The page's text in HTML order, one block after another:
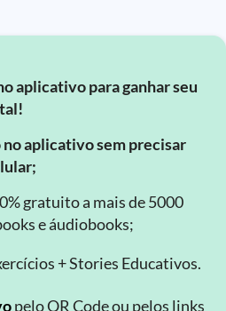
aplicativo para ganhar seu
no aplicativo sem precisar
gratuito a mais de 5000
e áudiobooks;
+ Stories Educativos.
pelo QR Code ou pelos links